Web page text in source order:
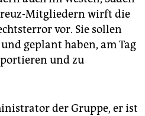
Mitgliedern wirft die
vor. Sie sollen
geplant haben, am Tag
und zu
der Gruppe, er ist